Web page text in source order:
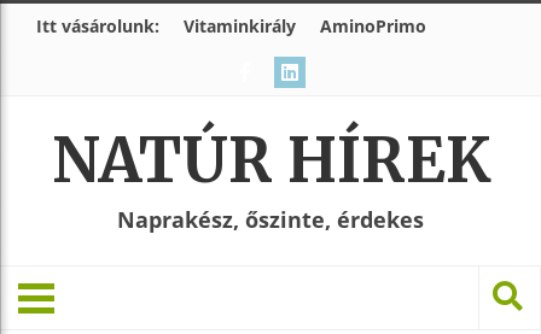
Itt vásárolunk: Vitaminkirály AminoPrimo
NATÚR HÍREK
Naprakész, őszinte, érdekes